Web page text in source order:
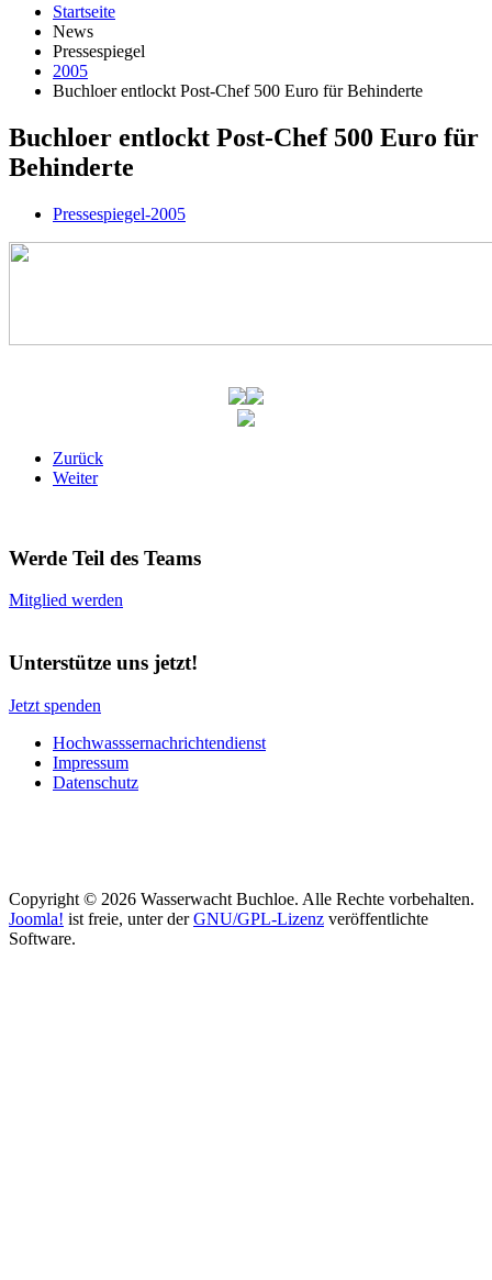
Startseite
News
Pressespiegel
2005
Buchloer entlockt Post-Chef 500 Euro für Behinderte
Buchloer entlockt Post-Chef 500 Euro für
Behinderte
Pressespiegel-2005
Zurück
Weiter
Werde Teil des Teams
Mitglied werden
Unterstütze uns jetzt!
Jetzt spenden
Hochwasssernachrichtendienst
Impressum
Datenschutz
Copyright © 2026 Wasserwacht Buchloe. Alle Rechte vorbehalten.
Joomla! ist freie, unter derGNU/GPL-Lizenz veröffentlichte
Software.